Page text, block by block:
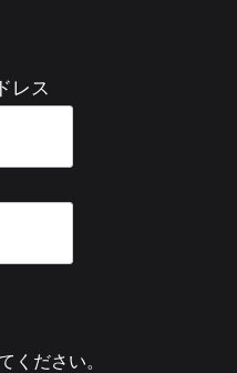
レス
ください。